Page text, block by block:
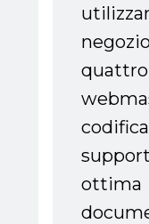
ottima